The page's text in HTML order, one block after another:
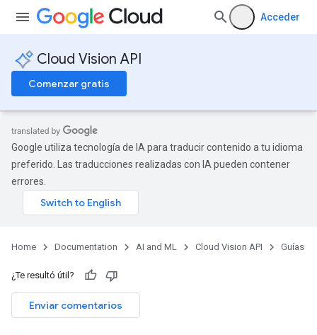
Acceder
Cloud Vision API
Comenzar gratis
Google utiliza tecnología de IA para traducir contenido a tu idioma
preferido. Las traducciones realizadas con IA pueden contener
errores.
Home Documentation AI and ML Cloud Vision API Guías
¿Te resultó útil?
Enviar comentarios